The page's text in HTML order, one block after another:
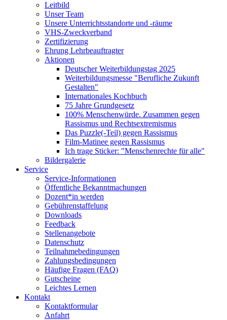
Leitbild
Unser Team
Unsere Unterrichtsstandorte und -räume
VHS-Zweckverband
Zertifizierung
Ehrung Lehrbeauftragter
Aktionen
Deutscher Weiterbildungstag 2025
Weiterbildungsmesse "Berufliche Zukunft
Gestalten"
Internationales Kochbuch
75 Jahre Grundgesetz
100% Menschenwürde. Zusammen gegen
Rassismus und Rechtsextremismus
Das Puzzle(-Teil) gegen Rassismus
Film-Matinee gegen Rassismus
Ich trage Sticker: "Menschenrechte für alle"
Bildergalerie
Service
Service-Informationen
Öffentliche Bekanntmachungen
Dozent*in werden
Gebührenstaffelung
Downloads
Feedback
Stellenangebote
Datenschutz
Teilnahmebedingungen
Zahlungsbedingungen
Häufige Fragen (FAQ)
Gutscheine
Leichtes Lernen
Kontakt
Kontaktformular
Anfahrt